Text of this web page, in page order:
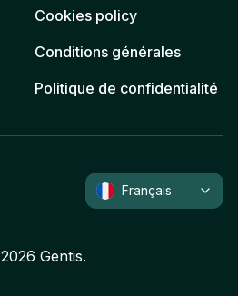
Cookies policy
Conditions générales
Politique de confidentialité
2026 Gentis.
Français